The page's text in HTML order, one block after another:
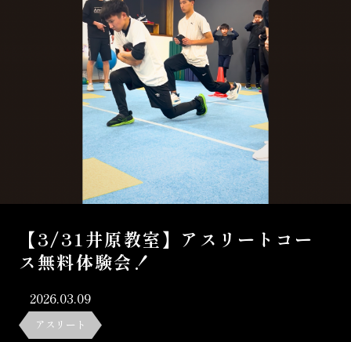
【3/31井原教室】アスリートコー
ス無料体験会！
2026.03.09
アスリート